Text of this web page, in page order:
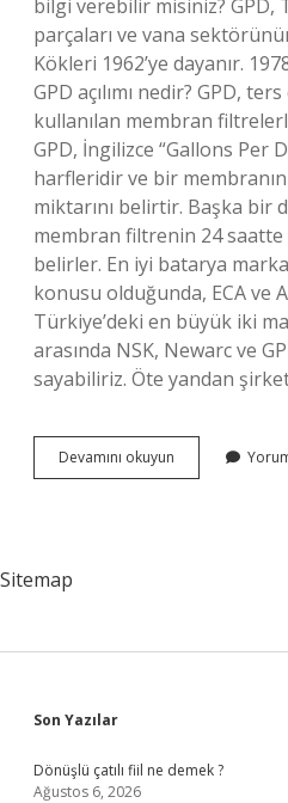
bilgi verebilir misiniz? GPD,
parçaları ve vana
Kökleri 1962’ye dayanır.
GPD açılımı nedir? GPD,
kullanılan membran
GPD, İngilizce “Gallons Per
harfleridir ve bir
miktarını belirtir. Başka bir
membran filtrenin 24
belirler. En iyi batarya
konusu olduğunda, ECA ve
Türkiye’deki en büyük iki
arasında NSK, Newarc ve
sayabiliriz. Öte yandan
Devamını okuyun
Hangi
Sitemap
Sidebar
Son Yazılar
Dönüşlü çatılı fiil ne demek ?
Ağustos 6, 2026